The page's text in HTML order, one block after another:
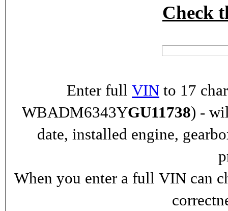
Check
Enter full VIN to 17
WBADM6343YGU11738) -
date, installed engine,
When you enter a full VIN can